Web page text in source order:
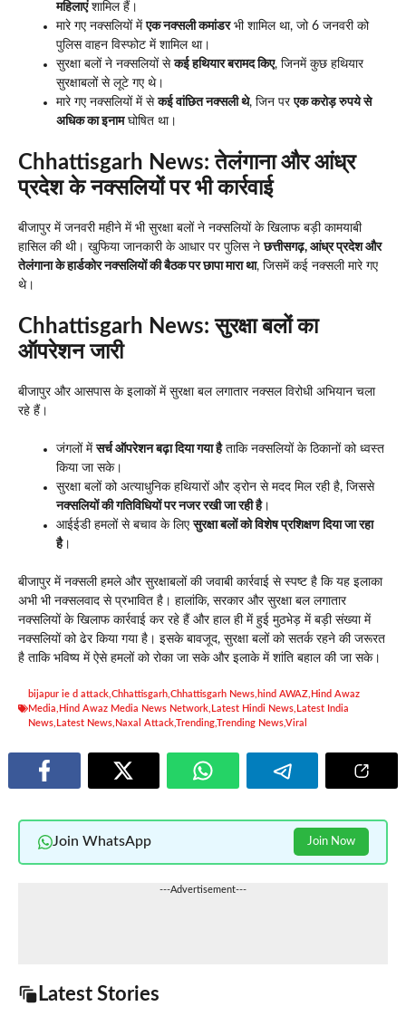
महिलाएंशामिल हैं।
मारे गए नक्सलियों मेंएक नक्सली कमांडरभी शामिल था, जो 6 जनवरी को
पुलिस वाहन विस्फोट में शामिल था।
सुरक्षा बलों ने नक्सलियों सेकई हथियार बरामद किए, जिनमें कुछ हथियार
सुरक्षाबलों से लूटे गए थे।
मारे गए नक्सलियों में सेकई वांछित नक्सली थे, जिन परएक करोड़ रुपये से
अधिक का इनामघोषित था।
Chhattisgarh News: तेलंगाना और आंध्र
प्रदेश के नक्सलियों पर भी कार्रवाई
बीजापुर में जनवरी महीने में भी सुरक्षा बलों ने नक्सलियों के खिलाफ बड़ी कामयाबी
हासिल की थी। खुफिया जानकारी के आधार पर पुलिस नेछत्तीसगढ़, आंध्र प्रदेश और
तेलंगाना के हार्डकोर नक्सलियों की बैठक पर छापा मारा था, जिसमें कई नक्सली मारे गए
थे।
Chhattisgarh News: सुरक्षा बलों का
ऑपरेशन जारी
बीजापुर और आसपास के इलाकों में सुरक्षा बल लगातार नक्सल विरोधी अभियान चला
रहे हैं।
जंगलों मेंसर्च ऑपरेशन बढ़ा दिया गया हैताकि नक्सलियों के ठिकानों को ध्वस्त
किया जा सके।
सुरक्षा बलों को अत्याधुनिक हथियारों और ड्रोन से मदद मिल रही है, जिससे
नक्सलियों की गतिविधियों पर नजर रखी जा रही है।
आईईडी हमलों से बचाव के लिएसुरक्षा बलों को विशेष प्रशिक्षण दिया जा रहा
है।
बीजापुर में नक्सली हमले और सुरक्षाबलों की जवाबी कार्रवाई से स्पष्ट है कि यह इलाका
अभी भी नक्सलवाद से प्रभावित है। हालांकि, सरकार और सुरक्षा बल लगातार
नक्सलियों के खिलाफ कार्रवाई कर रहे हैं और हाल ही में हुई मुठभेड़ में बड़ी संख्या में
नक्सलियों को ढेर किया गया है। इसके बावजूद, सुरक्षा बलों को सतर्क रहने की जरूरत
है ताकि भविष्य में ऐसे हमलों को रोका जा सके और इलाके में शांति बहाल की जा सके।
bijapur ie d attack Chhattisgarh Chhattisgarh News hind AWAZ Hind Awaz
Media Hind Awaz Media News Network Latest Hindi News Latest India
News Latest News Naxal AttackTrendingTrending NewsViral
Join WhatsApp Join Now
---Advertisement---
Latest Stories